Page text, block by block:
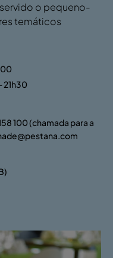
o pequeno-
temáticos
21h30
100 (chamada para a